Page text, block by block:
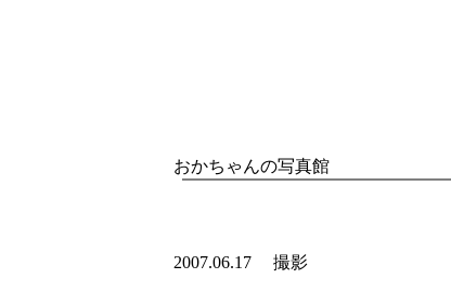
おかちゃんの写真館
2007.06.17 撮影